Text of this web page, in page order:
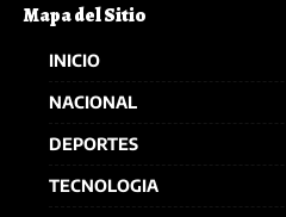
Mapa del Sitio
INICIO
NACIONAL
DEPORTES
TECNOLOGIA